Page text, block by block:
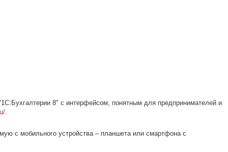
8" с интерфейсом, понятным для предпринимателей и
.
с мобильного устройства – планшета или смартфона с